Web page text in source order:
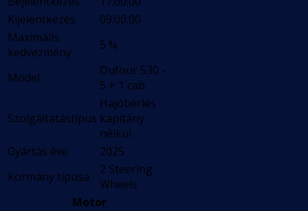
Kijelentkezés
09:00:00
Maximális
kedvezmény
5 %
Model
Dufour 530 -
5 + 1 cab.
Szolgáltatástípus
Hajóbérlés
kapitány
nélkül
Gyártás éve
2025
Kormány típusa
2 Steering
Wheels
Motor